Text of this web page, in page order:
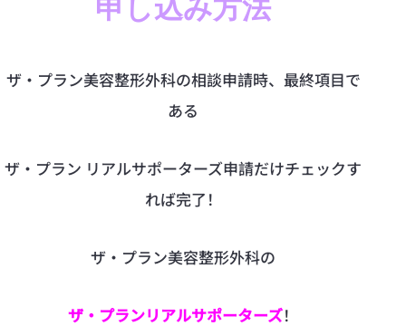
申し込み方法
ザ·プラン美容整形外科の相談申請時、最終項目で
ある
ザ·プラン リアルサポーターズ申請だけチェックす
れば完了！
ザ·プラン美容整形外科の
ザ·プランリアルサポーターズ！